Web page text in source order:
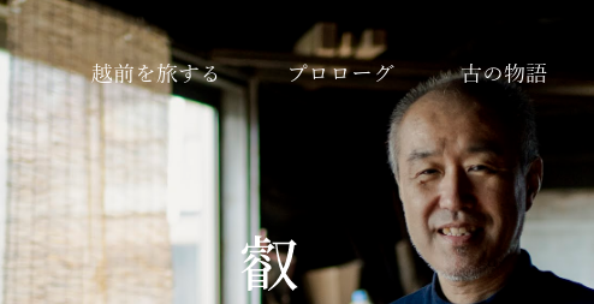
越前を旅する プロローグ 古の物語